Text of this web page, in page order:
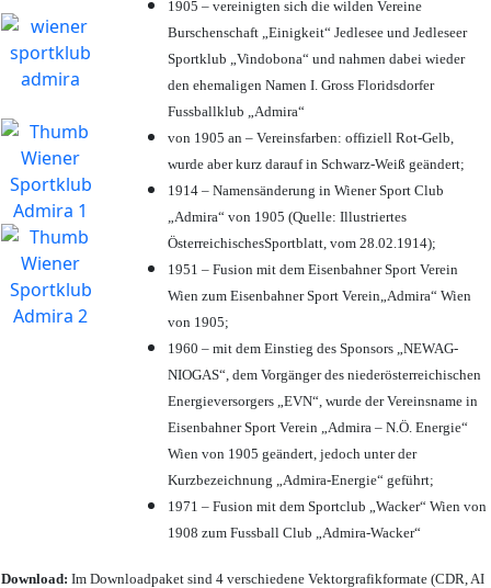
1905 – vereinigten sich die wilden Vereine
Burschenschaft „Einigkeit“ Jedlesee und Jedleseer
Sportklub „Vindobona“ und nahmen dabei wieder
den ehemaligen Namen I. Gross Floridsdorfer
Fussballklub „Admira“
von 1905 an – Vereinsfarben: offiziell Rot-Gelb,
wurde aber kurz darauf in Schwarz-Weiß geändert;
1914 – Namensänderung in Wiener Sport Club
„Admira“ von 1905 (Quelle: Illustriertes
ÖsterreichischesSportblatt, vom 28.02.1914);
1951 – Fusion mit dem Eisenbahner Sport Verein
Wien zum Eisenbahner Sport Verein„Admira“ Wien
von 1905;
1960 – mit dem Einstieg des Sponsors „NEWAG-
NIOGAS“, dem Vorgänger des niederösterreichischen
Energieversorgers „EVN“, wurde der Vereinsname in
Eisenbahner Sport Verein „Admira – N.Ö. Energie“
Wien von 1905 geändert, jedoch unter der
Kurzbezeichnung „Admira-Energie“ geführt;
1971 – Fusion mit dem Sportclub „Wacker“ Wien von
1908 zum Fussball Club „Admira-Wacker“
Download: Im Downloadpaket sind 4 verschiedene Vektorgrafikformate (CDR, AI